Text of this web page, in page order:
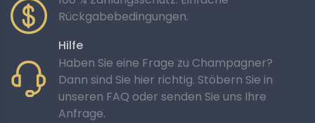
Rückgabebedingungen.
Hilfe
Haben Sie eine Frage zu Champagner?
Dann sind Sie hier richtig. Stöbern Sie in
unseren FAQ oder senden Sie uns Ihre
Anfrage.